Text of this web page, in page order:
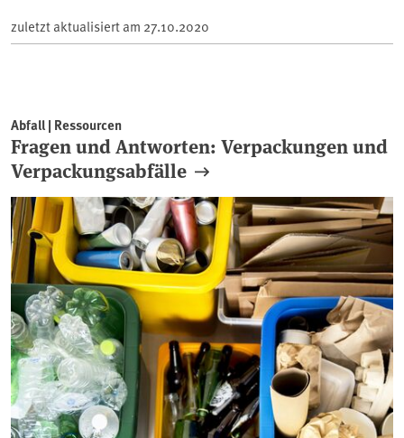
zuletzt aktualisiert am 27.10.2020
Abfall | Ressourcen
Fragen und Antworten: Verpackungen und
Verpackungsabfälle